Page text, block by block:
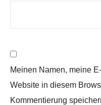
Meinen Namen, meine
Website in diesem
Kommentierung